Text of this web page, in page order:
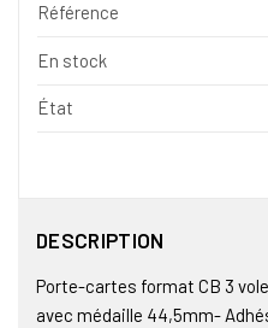
Référence
En stock
État
DESCRIPTION
Porte-cartes format CB 3
avec médaille 44,5mm-